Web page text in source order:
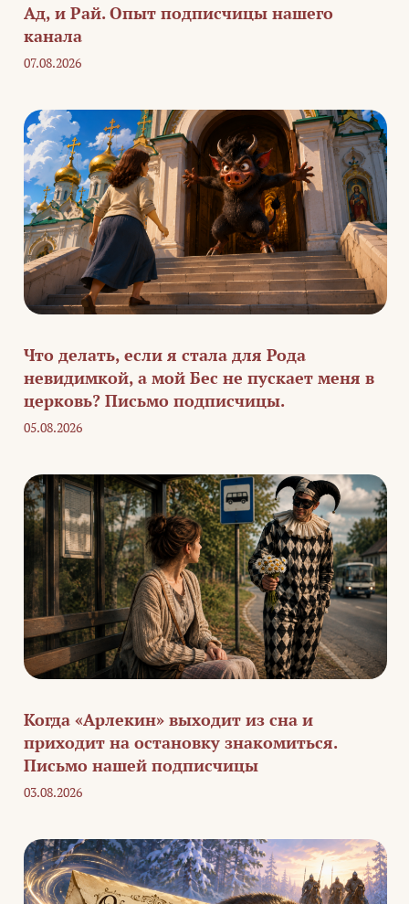
Ад, и Рай. Опыт подписчицы нашего
канала
07.08.2026
Что делать, если я стала для Рода
невидимкой, а мой Бес не пускает меня в
церковь? Письмо подписчицы.
05.08.2026
Когда «Арлекин» выходит из сна и
приходит на остановку знакомиться.
Письмо нашей подписчицы
03.08.2026